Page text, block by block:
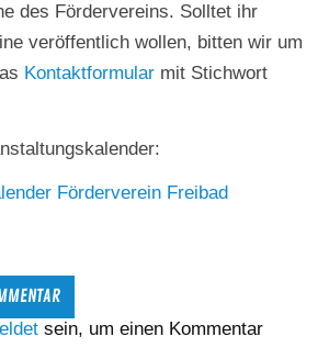
des Fördervereins. Solltet ihr
veröffentlich wollen, bitten wir um
Kontaktformular mit Stichwort
Förderverein Freibad
sein, um einen Kommentar